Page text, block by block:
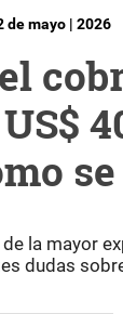
de mayo | 2026
la mayor
dudas